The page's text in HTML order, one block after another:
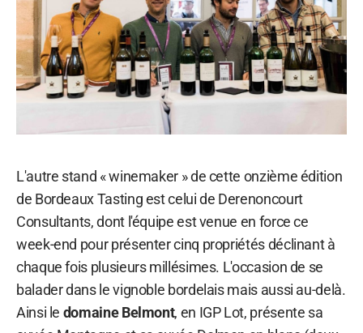
L'autre stand « winemaker » de cette onzième édition
de Bordeaux Tasting est celui de Derenoncourt
Consultants, dont l'équipe est venue en force ce
week-end pour présenter cinq propriétés déclinant à
chaque fois plusieurs millésimes. L'occasion de se
balader dans le vignoble bordelais mais aussi au-delà.
Ainsi le domaine Belmont, en IGP Lot, présente sa